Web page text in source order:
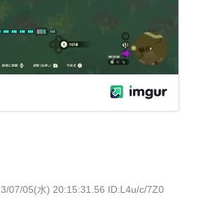
07/05(水) 20:15:31.56 ID:L4u/c/7Z0